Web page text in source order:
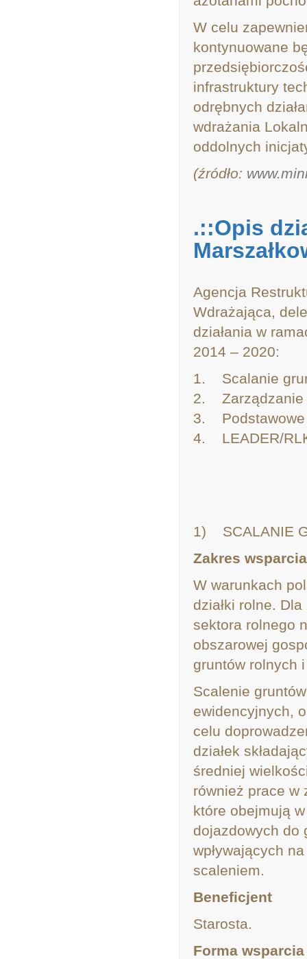
W celu
kontynuowane
infrastruktury
odrębnych
wdrażania
oddolnych
(źródło:
.::Opis
Agencja
Wdrażająca,
działania w
2014 – 2020:
1. Scalanie
2. Zarządzanie
3. Podstawowe
4. LEADER/
1) SCALANIE
Zakres wsparcia
W warunkach
działki rolne.
sektora rolnego
obszarowej
gruntów rolnych
Scalenie
ewidencyjnych,
celu
działek
średniej
również prace w
które obejmują
dojazdowych do
wpływających
scaleniem.
Beneficjent
Starosta.
Forma wsparcia